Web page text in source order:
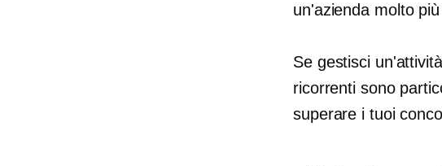
un'azienda molto
Se gestisci
ricorrenti sono
superare i tuoi